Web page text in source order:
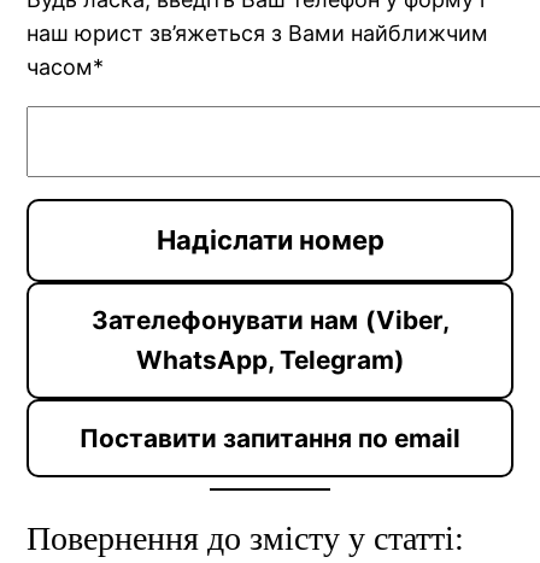
наш юрист зв’яжеться з Вами найближчим
часом*
Зателефонувати нам (Viber,
WhatsApp, Telegram)
Поставити запитання по email
Повернення до змісту у статті: